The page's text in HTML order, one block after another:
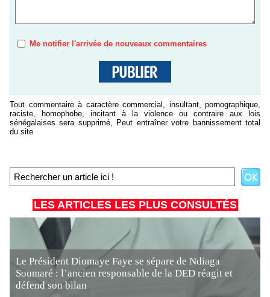
Me notifier l'arrivée de nouveaux commentaires
Tout commentaire à caractère commercial, insultant, pornographique,
raciste, homophobe, incitant à la violence ou contraire aux lois
sénégalaises sera supprimé, Peut entraîner votre bannissement total
du site
LES ARTICLES LES PLUS CONSULTÉS
Le Président Diomaye Faye se sépare de Ndiaga
Soumaré : l’ancien responsable de la DED réagit et
défend son bilan